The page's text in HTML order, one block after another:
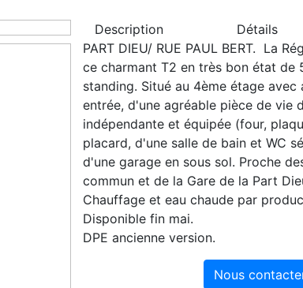
Description Détails
PART DIEU/ RUE PAUL BERT. La
ce charmant T2 en très bon état de
standing. Situé au 4ème étage
entrée, d'une agréable pièce de vie
indépendante et équipée (four,
placard, d'une salle de bain et WC
d'une garage en sous sol. Proche
commun et de la Gare de la Part
Chauffage et eau chaude par
Disponible fin mai.
DPE ancienne version.
Nous